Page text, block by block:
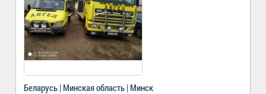
Беларусь | Минская область | Минск